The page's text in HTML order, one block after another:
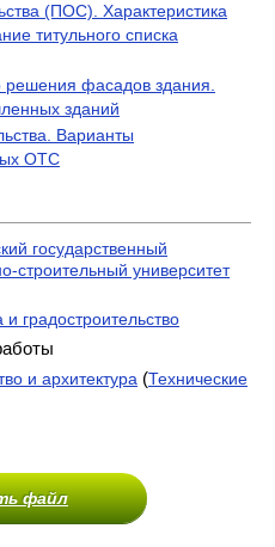
(ПОС). Характеристика
титульного списка
решения фасадов здания.
зданий
Варианты
ОТС
государственный
строительный университет
и градостроительство
и архитектура (Технические
файл